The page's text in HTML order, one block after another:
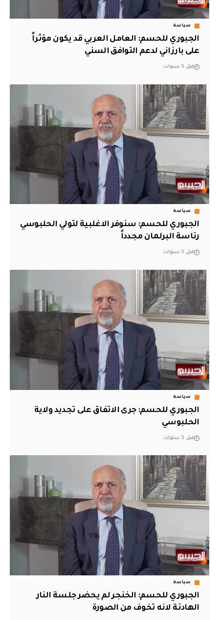
سياسة
الجبوري للحسم: العامل العربي قد يكون مؤثراً
على بارزاني لدعم التوافق السني
قبل 5 سنوات
سياسة
الجبوري للحسم: سنوفر الاغلبية لتولي الحلبوسي
رئاسة البرلمان مجدداً
قبل 5 سنوات
سياسة
الجبوري للحسم: جرى الاتفاق على تجديد ولاية
الحلبوسي
قبل 5 سنوات
سياسة
الجبوري للحسم: الخنجر لم يحضر جلسة النار
الهادئة لانه تخوف من الصورة